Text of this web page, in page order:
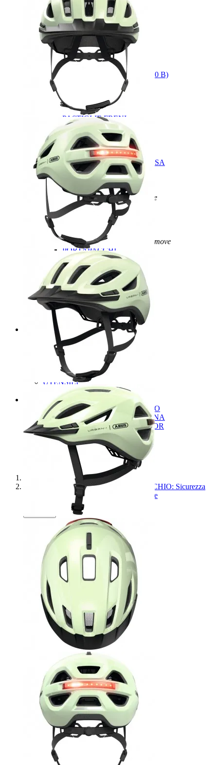
CATENE
CAVALLETTI CICLO
COPERTURE addremove
BAMBINO
GRAVEL / CICLOCROSS
COPERTURE ROAD
MOUNTAINBIKE 26"
MOUNTAINBIKE 27.5" (650 B)
MOUNTAINBIKE 29"
FORCELLINO CAMBIO
FRENI addremove
PASTIGLIE FRENI
PATTINI FRENO
FRENI A DISCO
MANOPOLE
MANUBRIO addremove
MANUBRIO BICI DA CORSA
MANUBRIO MTB
ATTACCHI MANUBRIO
NASTRI MANUBRIO
PEDALI/TACCHETTE addremove
PEDALI BICI DA CORSA
PEDALI MTB
PEDALI FLAT
ACCESSORI PEDALI
PORTAPACCHI / CESTINI
remove
PORTAPACCHI
CESTINI
REGGISELLA
RICAMBI TURBO LEVO
RUOTE addremove
RUOTE MTB
RUOTE BICI DA CORSA
CERCHI
SELLE
MANUTENZIONE
addremove
LUBRIFICANTI
PROTEZIONE TELAIO
PULIZIA BICI
SIGILLANTI / KIT PEZZE
SUPPORTO BICI
UTENSILI
UTENSILI MULTIUSO
addremove
SALDI ABBIGLIAMENTO UOMO
SALDI ABBIGLIAMENTO DONNA
SALDI ABBIGLIAMENTO JUNIOR
SALDI CASCHI E OCCHIALI
SALDI SCARPE
SALDI ACCESSORI
SALDI COMPONENTI
CASCO ABUS URBAN - I 4.0 PISTACCHIO: Sicurezza
smart e stile per la ciclabile della Val di Sole